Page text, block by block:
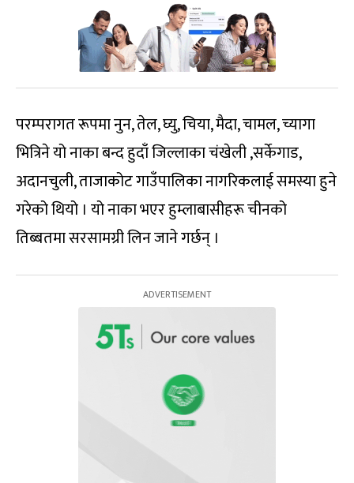
परम्परागत रूपमा नुन, तेल, घ्यु, चिया, मैदा, चामल, च्यागा
भित्रिने यो नाका बन्द हुदाँ जिल्लाका चंखेली ,सर्केगाड,
अदानचुली, ताजाकोट गाउँपालिका नागरिकलाई समस्या हुने
गरेको थियो । यो नाका भएर हुम्लाबासीहरू चीनको
तिब्बतमा सरसामग्री लिन जाने गर्छन् ।